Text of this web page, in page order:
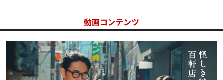
動画コンテンツ